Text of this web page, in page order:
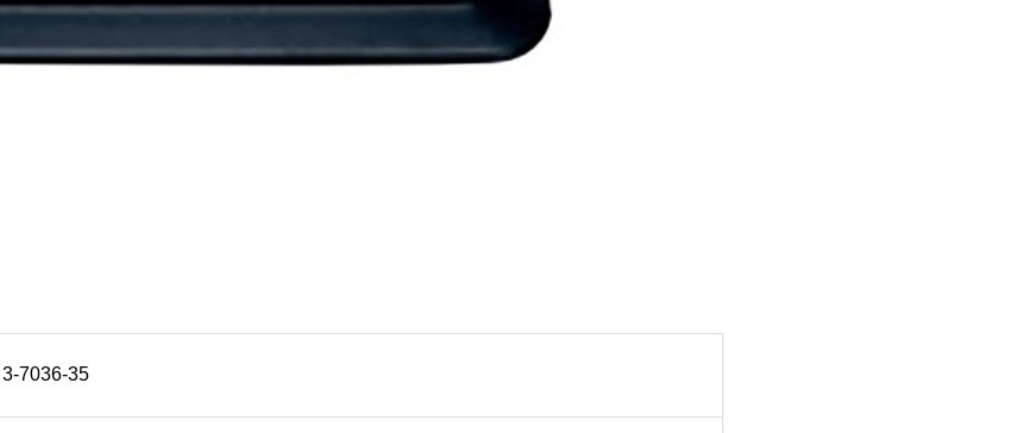
3-7036-35